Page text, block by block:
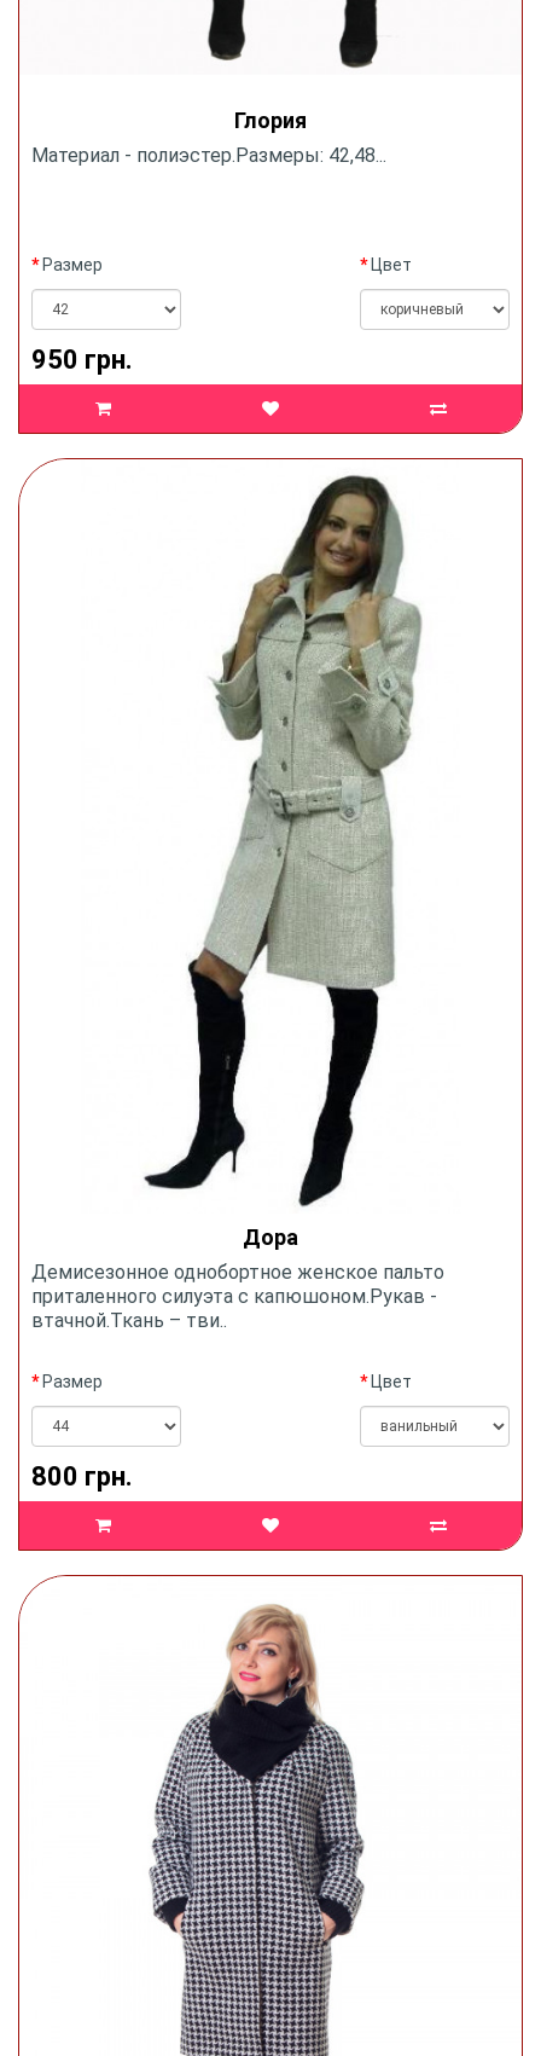
Глория
Материал - полиэстер.Размеры: 42,48...
Размер Цвет
950 грн.
Дора
Демисезонное однобортное женское пальто
приталенного силуэта с капюшоном.Рукав -
втачной.Ткань – тви..
Размер Цвет
800 грн.